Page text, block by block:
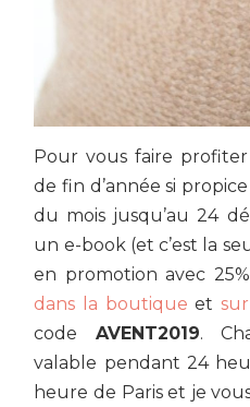
Pour vous faire
de fin d’année si
du mois jusqu’au 24
un e-book (et c’est la
en promotion avec
dans la boutique et
code AVENT2019.
valable pendant 24
heure de Paris et je